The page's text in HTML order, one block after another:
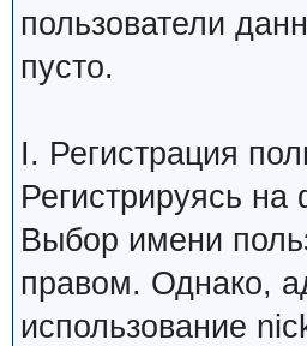
пользователи
пусто.
I. Регистрация
Регистрируясь
Выбор имени
правом. Однако,
использование